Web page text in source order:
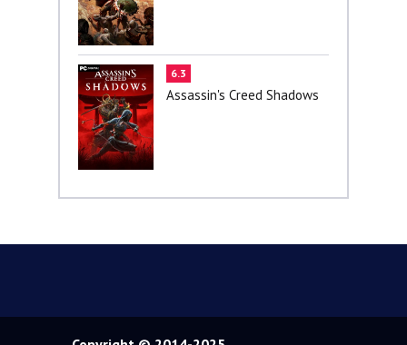
6.3
Assassin's Creed Shadows